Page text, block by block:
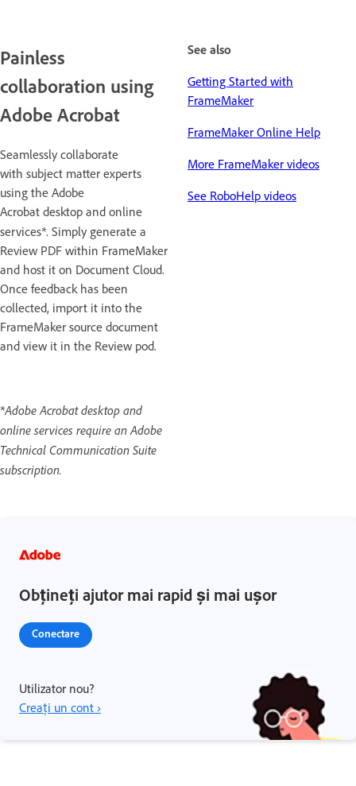
Painless
collaboration using
Adobe Acrobat
Seamlessly collaborate
with subject matter experts
using the Adobe
Acrobat desktop and online
services*. Simply generate a
Review PDF within FrameMaker
and host it on Document Cloud.
Once feedback has been
collected, import it into the
FrameMaker source document
and view it in the Review pod.
*Adobe Acrobat desktop and
online services require an Adobe
Technical Communication Suite
subscription.
See also
Getting Started with
FrameMaker
FrameMaker Online Help
More FrameMaker videos
See RoboHelp videos
Obțineți ajutor mai rapid și mai ușor
Conectare
Utilizator nou?
Creați un cont ›